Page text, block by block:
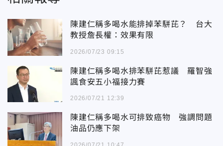
陳建仁稱多喝水能排掉苯駢芘？ 台大
教授詹長權：效果有限
2026/07/23 09:15
陳建仁稱多喝水排苯駢芘惹議 羅智強
諷食安五小福接力賽
2026/07/21 12:39
陳建仁稱多喝水可排致癌物 強調問題
油品仍應下架